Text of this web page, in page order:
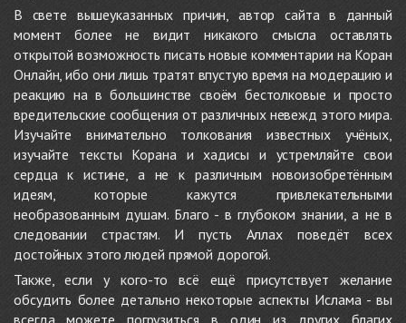
В свете вышеуказанных причин, автор сайта в данный
момент более не видит никакого смысла оставлять
открытой возможность писать новые комментарии на Коран
Онлайн, ибо они лишь тратят впустую время на модерацию и
реакцию на в большинстве своём бестолковые и просто
вредительские сообщения от различных невежд этого мира.
Изучайте внимательно толкования известных учёных,
изучайте тексты Корана и хадисы и устремляйте свои
сердца к истине, а не к различным новоизобретённым
идеям, которые кажутся привлекательными
необразованным душам. Благо - в глубоком знании, а не в
следовании страстям. И пусть Аллах поведёт всех
достойных этого людей прямой дорогой.
Также, если у кого-то всё ещё присутствует желание
обсудить более детально некоторые аспекты Ислама - вы